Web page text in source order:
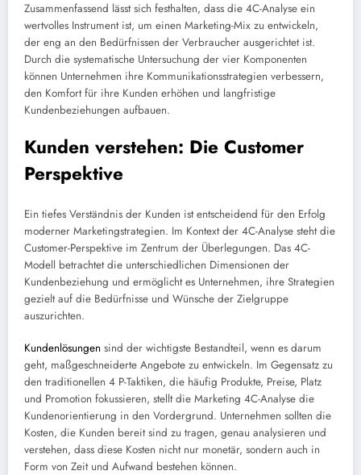
Zusammenfassend lässt sich festhalten, dass die 4C-Analyse ein
wertvolles Instrument ist, um einen Marketing-Mix zu entwickeln,
der eng an den Bedürfnissen der Verbraucher ausgerichtet ist.
Durch die systematische Untersuchung der vier Komponenten
können Unternehmen ihre Kommunikationsstrategien verbessern,
den Komfort für ihre Kunden erhöhen und langfristige
Kundenbeziehungen aufbauen.
Kunden verstehen: Die Customer
Perspektive
Ein tiefes Verständnis der Kunden ist entscheidend für den Erfolg
moderner Marketingstrategien. Im Kontext der 4C-Analyse steht die
Customer-Perspektive im Zentrum der Überlegungen. Das 4C-
Modell betrachtet die unterschiedlichen Dimensionen der
Kundenbeziehung und ermöglicht es Unternehmen, ihre Strategien
gezielt auf die Bedürfnisse und Wünsche der Zielgruppe
auszurichten.
Kundenlösungen sind der wichtigste Bestandteil, wenn es darum
geht, maßgeschneiderte Angebote zu entwickeln. Im Gegensatz zu
den traditionellen 4 P-Taktiken, die häufig Produkte, Preise, Platz
und Promotion fokussieren, stellt die Marketing 4C-Analyse die
Kundenorientierung in den Vordergrund. Unternehmen sollten die
Kosten, die Kunden bereit sind zu tragen, genau analysieren und
verstehen, dass diese Kosten nicht nur monetär, sondern auch in
Form von Zeit und Aufwand bestehen können.